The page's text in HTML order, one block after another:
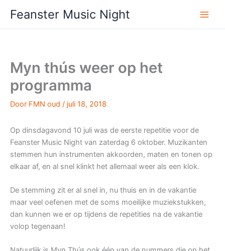
naar
de
Feanster Music Night
Myn thús weer op het
programma
Door FMN oud / juli 18, 2018
Op dinsdagavond 10 juli was de eerste repetitie voor de
Feanster Music Night van zaterdag 6 oktober. Muzikanten
stemmen hun instrumenten akkoorden, maten en tonen op
elkaar af, en al snel klinkt het allemaal weer als een klok.
De stemming zit er al snel in, nu thuis en in de vakantie
maar veel oefenen met de soms moeilijke muziekstukken,
dan kunnen we er op tijdens de repetities na de vakantie
volop tegenaan!